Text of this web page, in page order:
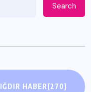
Search
IĞDIR HABER(270)